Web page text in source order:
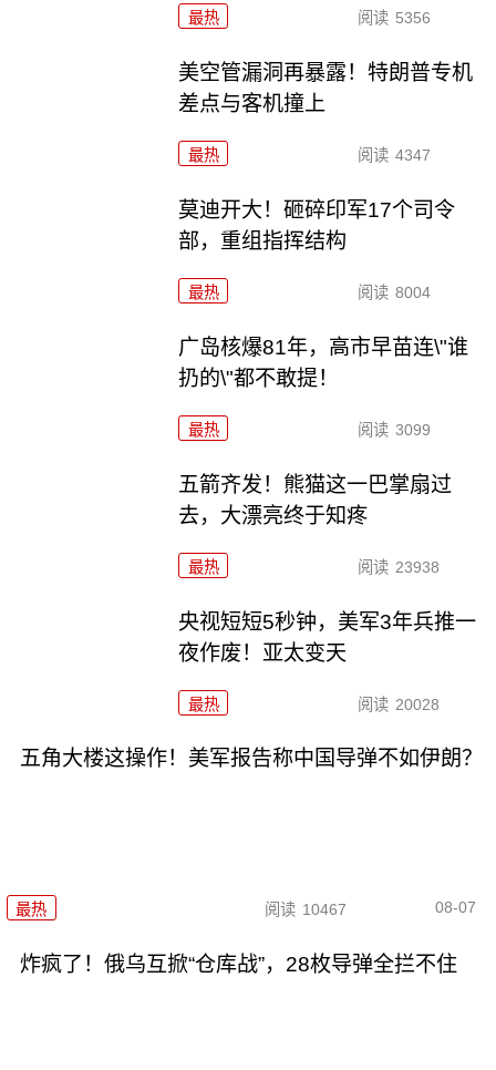
最热 阅读 5356
美空管漏洞再暴露！特朗普专机
差点与客机撞上
最热 阅读 4347
莫迪开大！砸碎印军17个司令
部，重组指挥结构
最热 阅读 8004
广岛核爆81年，高市早苗连\"谁
扔的\"都不敢提！
最热 阅读 3099
五箭齐发！熊猫这一巴掌扇过
去，大漂亮终于知疼
最热 阅读 23938
央视短短5秒钟，美军3年兵推一
夜作废！亚太变天
最热 阅读 20028
五角大楼这操作！美军报告称中国导弹不如伊朗？
最热 阅读 10467 08-07
炸疯了！俄乌互掀“仓库战”，28枚导弹全拦不住